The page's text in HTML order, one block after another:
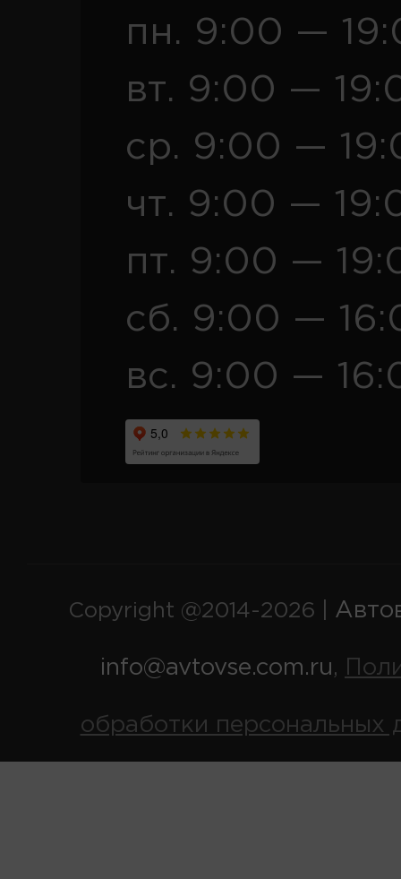
пн. 9:00 —
вт. 9:00 —
ср. 9:00 —
чт. 9:00 —
пт. 9:00 —
сб. 9:00 —
вс. 9:00 —
Copyright @2014-2026 |
info@avtovse.com.ru,
обработки персональных